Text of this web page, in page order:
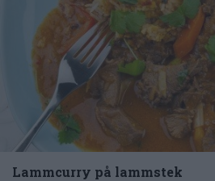
Lammcurry på lammstek